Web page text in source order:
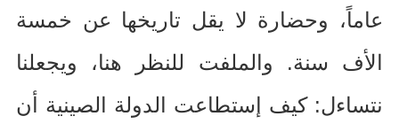
عاماً، وحضارة لا يقل تاريخها عن خمسة
الأف سنة. والملفت للنظر هنا، ويجعلنا
نتساءل:كيف إستطاعت الدولة الصينية أن